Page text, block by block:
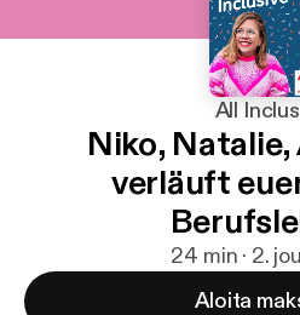
All
Niko,
verläuft
24 min · 2.
Aloita